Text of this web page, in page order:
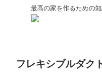
最高の家を作るための
フレキシブルダク